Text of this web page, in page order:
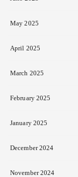
May 2025
April 2025
March 2025
February 2025
January 2025
December 2024
November 2024